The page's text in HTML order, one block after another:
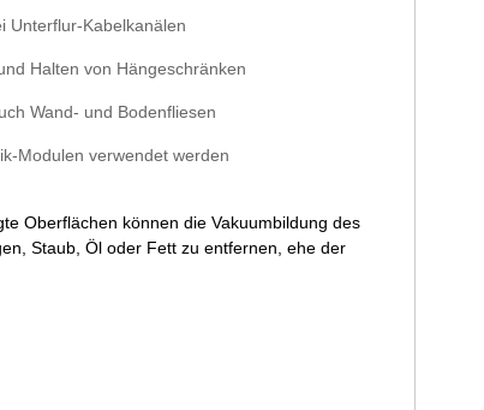
Unterflur-Kabelkanälen
Halten von Hängeschränken
Wand- und Bodenfliesen
Modulen verwendet werden
Oberflächen können die Vakuumbildung des
Staub, Öl oder Fett zu entfernen, ehe der